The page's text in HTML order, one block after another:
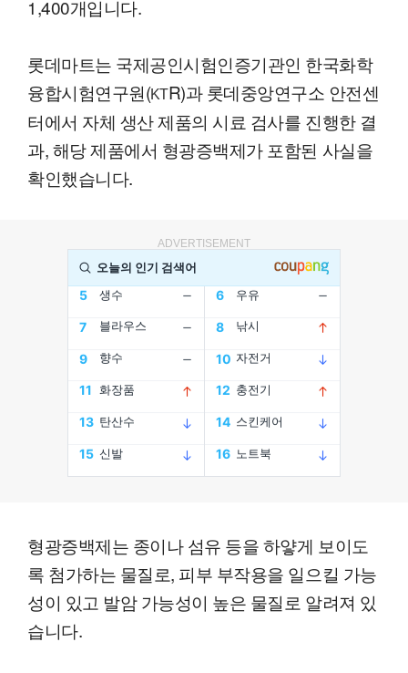
1,400개입니다.
롯데마트는 국제공인시험인증기관인 한국화학
융합시험연구원(KTR)과 롯데중앙연구소 안전센
터에서 자체 생산 제품의 시료 검사를 진행한 결
과, 해당 제품에서 형광증백제가 포함된 사실을
확인했습니다.
ADVERTISEMENT
형광증백제는 종이나 섬유 등을 하얗게 보이도
록 첨가하는 물질로, 피부 부작용을 일으킬 가능
성이 있고 발암 가능성이 높은 물질로 알려져 있
습니다.